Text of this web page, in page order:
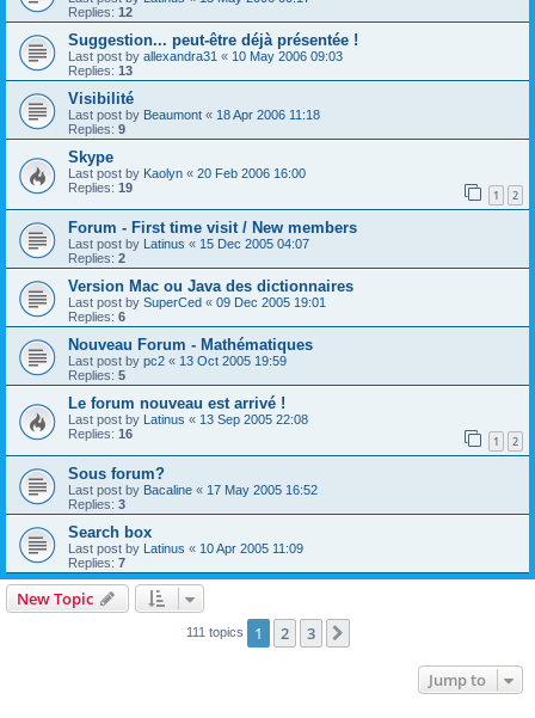
Replies: 12
Suggestion... peut-être déjà présentée !
Last post by allexandra31 « 10 May 2006 09:03
Replies: 13
Visibilité
Last post by Beaumont « 18 Apr 2006 11:18
Replies: 9
Skype
Last post by Kaolyn « 20 Feb 2006 16:00
Replies: 19 1 2
Forum - First time visit / New members
Last post by Latinus « 15 Dec 2005 04:07
Replies: 2
Version Mac ou Java des dictionnaires
Last post by SuperCed « 09 Dec 2005 19:01
Replies: 6
Nouveau Forum - Mathématiques
Last post by pc2 « 13 Oct 2005 19:59
Replies: 5
Le forum nouveau est arrivé !
Last post by Latinus « 13 Sep 2005 22:08
Replies: 16 1 2
Sous forum?
Last post by Bacaline « 17 May 2005 16:52
Replies: 3
Search box
Last post by Latinus « 10 Apr 2005 11:09
Replies: 7
New Topic
111 topics 1 2 3
Jump to